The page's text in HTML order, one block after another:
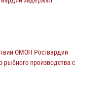
задержали
рядом с жилыми
ОМОН Росгвардии
рыбного производства с